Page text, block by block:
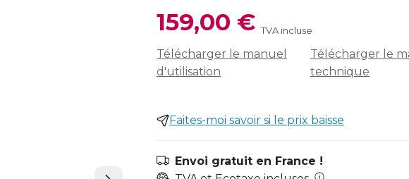
159,00 € TVA incluse
Télécharger le manuel
d'utilisation
Télécharger le
technique
Faites-moi savoir si le prix baisse
Envoi gratuit en France !